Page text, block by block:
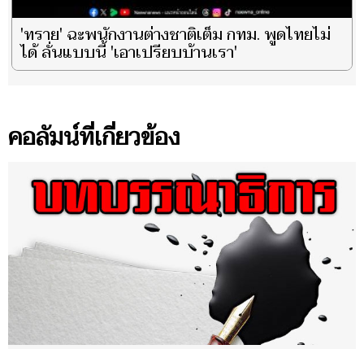
'ทราย' ฉะพนักงานต่างชาติเต็ม กทม. พูดไทยไม่
ได้ ลั่นแบบนี้ 'เอาเปรียบบ้านเรา'
คอลัมน์ที่เกี่ยวข้อง